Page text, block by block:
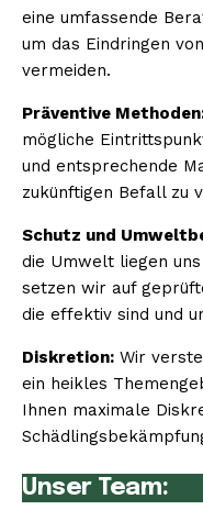
eine umfassende
um das Eindringen
vermeiden.
Präventive
mögliche
und entsprechende
zukünftigen Befall zu
Schutz und
die Umwelt liegen
setzen wir auf
die effektiv sind und
Diskretion: Wir
ein heikles
Ihnen maximale
Unser Team: